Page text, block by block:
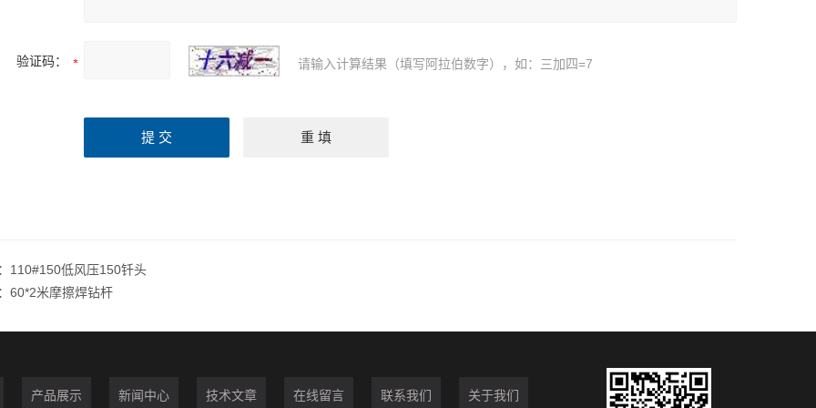
验证码： 请输入计算结果（填写阿拉伯数字），如：三加四=7
110#150低风压150钎头
60*2米摩擦焊钻杆
产品展示 新闻中心 技术文章 在线留言 联系我们 关于我们